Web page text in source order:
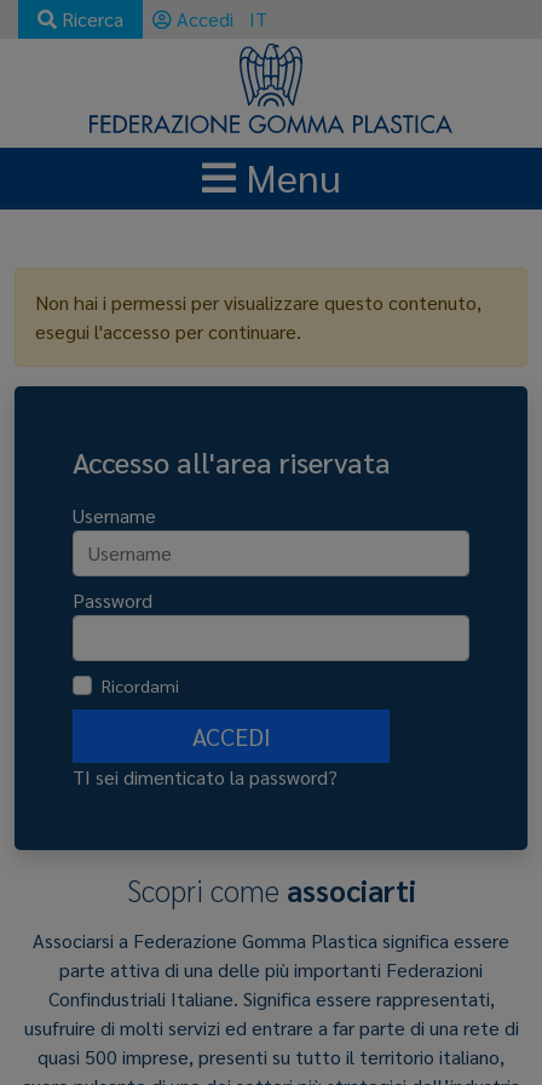
Ricerca Accedi IT
Menu
Non hai i permessi per visualizzare questo contenuto,
esegui l'accesso per continuare.
Accesso all'area riservata
Username
Password
Ricordami
ACCEDI
TI sei dimenticato la password?
Scopri come associarti
Associarsi a Federazione Gomma Plastica significa essere
parte attiva di una delle più importanti Federazioni
Confindustriali Italiane. Significa essere rappresentati,
usufruire di molti servizi ed entrare a far parte di una rete di
quasi 500 imprese, presenti su tutto il territorio italiano,